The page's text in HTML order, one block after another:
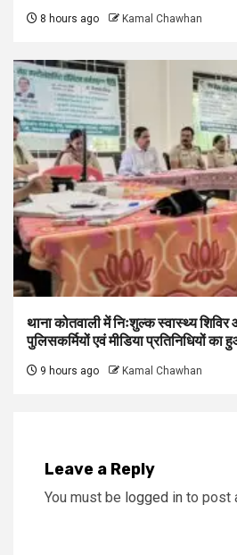
8 hours ago Kamal Chawhan
थाना कोतवाली में निःशुल्क स्वास्थ्य
पुलिसकर्मियों एवं मीडिया प्रतिनिधियों का
9 hours ago Kamal Chawhan
Leave a Reply
You must be logged in to post